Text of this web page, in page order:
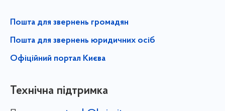
Пошта для звернень громадян
Пошта для звернень юридичних осіб
Офіційний портал Києва
Технічна підтримка